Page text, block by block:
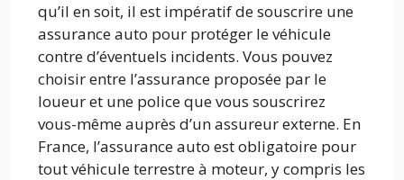
qu’il en soit, il est impératif de souscrire une
assurance auto pour protéger le véhicule
contre d’éventuels incidents. Vous pouvez
choisir entre l’assurance proposée par le
loueur et une police que vous souscrirez
vous-même auprès d’un assureur externe. En
France, l’assurance auto est obligatoire pour
tout véhicule terrestre à moteur, y compris les